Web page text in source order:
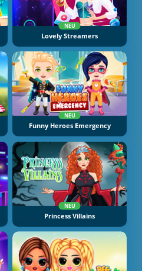
NEU
Lovely Streamers
NEU
Funny Heroes Emergency
NEU
Princess Villains